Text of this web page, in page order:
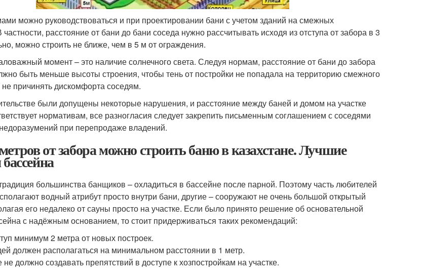
можно руководствоваться и при проектировании бани с учетом зданий на смежных
расстояние от бани до бани соседа нужно рассчитывать исходя из отступа от забора в 3
можно строить не ближе, чем в 5 м от ограждения.
момент – это наличие солнечного света. Следуя нормам, расстояние от бани до забора
быть меньше высоты строения, чтобы тень от постройки не попадала на территорию смежного
не причинять дискомфорта соседям.
были допущены некоторые нарушения, и расстояние между баней и домом на участке
нормативам, все разногласия следует закрепить письменным соглашением с соседями
при перепродаже владений.
от забора можно строить баню в казахстане. Лучшие
большинства банщиков – охладиться в бассейне после парной. Поэтому часть любителей
водный атрибут просто внутри бани, другие – сооружают не очень большой открытый
его недалеко от сауны просто на участке. Если было принято решение об основательной
с надёжным основанием, то стоит придерживаться таких рекомендаций:
минимум 2 метра от новых построек.
должен располагаться на минимальном расстоянии в 1 метр.
должно создавать препятствий в доступе к хозпостройкам на участке.